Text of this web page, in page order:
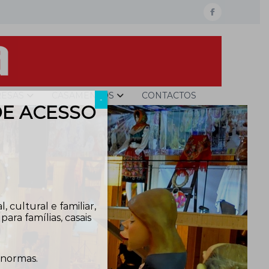
facebook
CASAMENTOS CONTACTOS
ACESSO
cultural e familiar,
famílias, casais
-